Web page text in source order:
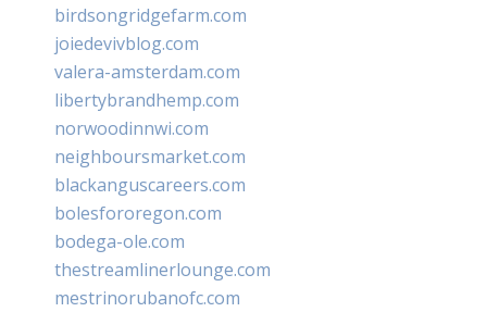
birdsongridgefarm.com
joiedevivblog.com
valera-amsterdam.com
libertybrandhemp.com
norwoodinnwi.com
neighboursmarket.com
blackanguscareers.com
bolesfororegon.com
bodega-ole.com
thestreamlinerlounge.com
mestrinorubanofc.com